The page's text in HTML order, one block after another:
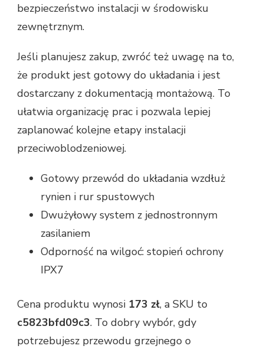
bezpieczeństwo instalacji w środowisku
zewnętrznym.
Jeśli planujesz zakup, zwróć też uwagę na to,
że produkt jest gotowy do układania i jest
dostarczany z dokumentacją montażową. To
ułatwia organizację prac i pozwala lepiej
zaplanować kolejne etapy instalacji
przeciwoblodzeniowej.
Gotowy przewód do układania wzdłuż
rynien i rur spustowych
Dwużyłowy system z jednostronnym
zasilaniem
Odporność na wilgoć: stopień ochrony
IPX7
Cena produktu wynosi 173 zł, a SKU to
c5823bfd09c3. To dobry wybór, gdy
potrzebujesz przewodu grzejnego o